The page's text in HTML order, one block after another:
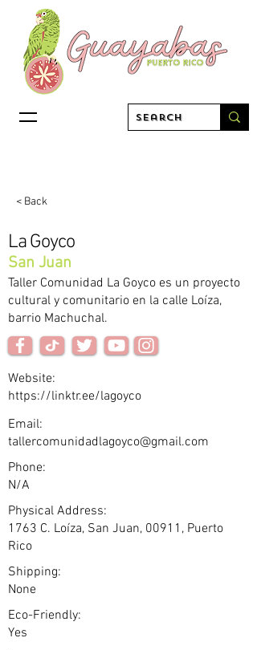
< Back
La Goyco
San Juan
Taller Comunidad La Goyco es un proyecto
cultural y comunitario en la calle Loíza,
barrio Machuchal.
Website:
https://linktr.ee/lagoyco
Email:
tallercomunidadlagoyco@gmail.com
Phone:
N/A
Physical Address:
1763 C. Loíza, San Juan, 00911, Puerto
Rico
Shipping:
None
Eco-Friendly:
Yes